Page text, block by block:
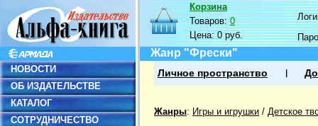
НОВОСТИ
ОБ ИЗДАТЕЛЬСТВЕ
КАТАЛОГ
СОТРУДНИЧЕСТВО
Корзина
Товаров:0
Цена:0 руб.
Жанр "Фрески"
Личное пространство
Жанры: Игры и игрушки / Детское